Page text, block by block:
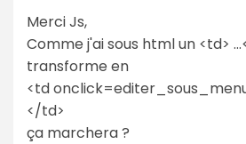
Merci Js,
Comme j'ai sous html un <td>
transforme en
<td
</td>
ça marchera ?